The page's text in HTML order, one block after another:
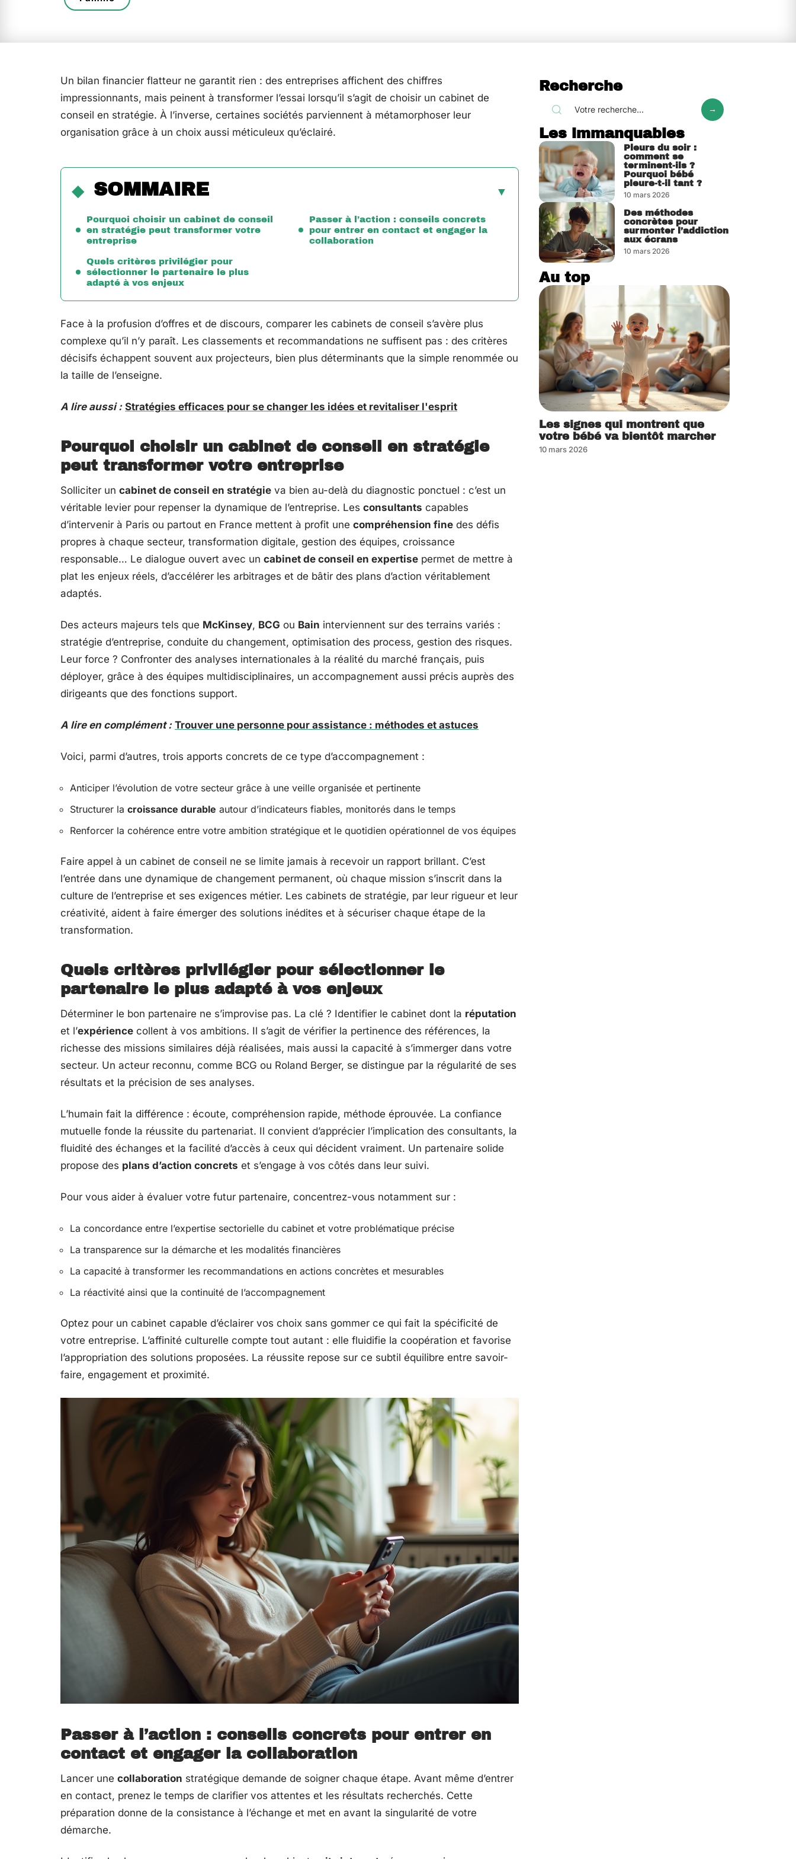
Un bilan financier flatteur ne garantit rien : des entreprises affichent des chiffres
impressionnants, mais peinent à transformer l’essai lorsqu’il s’agit de choisir un cabinet de
conseil en stratégie. À l’inverse, certaines sociétés parviennent à métamorphoser leur
organisation grâce à un choix aussi méticuleux qu’éclairé.
SOMMAIRE
Pourquoi choisir un cabinet de conseil
en stratégie peut transformer votre
entreprise
Quels critères privilégier pour
sélectionner le partenaire le plus
adapté à vos enjeux
Passer à l’action : conseils concrets
pour entrer en contact et engager la
collaboration
Face à la profusion d’offres et de discours, comparer les cabinets de conseil s’avère plus
complexe qu’il n’y paraît. Les classements et recommandations ne suffisent pas : des critères
décisifs échappent souvent aux projecteurs, bien plus déterminants que la simple renommée ou
la taille de l’enseigne.
A lire aussi : Stratégies efficaces pour se changer les idées et revitaliser l'esprit
Pourquoi choisir un cabinet de conseil en stratégie
peut transformer votre entreprise
Solliciter un cabinet de conseil en stratégie va bien au-delà du diagnostic ponctuel : c’est un
véritable levier pour repenser la dynamique de l’entreprise. Les consultants capables
d’intervenir à Paris ou partout en France mettent à profit une compréhension fine des défis
propres à chaque secteur, transformation digitale, gestion des équipes, croissance
responsable… Le dialogue ouvert avec un cabinet de conseil en expertise permet de mettre à
plat les enjeux réels, d’accélérer les arbitrages et de bâtir des plans d’action véritablement
adaptés.
Des acteurs majeurs tels que McKinsey, BCG ou Bain interviennent sur des terrains variés :
stratégie d’entreprise, conduite du changement, optimisation des process, gestion des risques.
Leur force ? Confronter des analyses internationales à la réalité du marché français, puis
déployer, grâce à des équipes multidisciplinaires, un accompagnement aussi précis auprès des
dirigeants que des fonctions support.
A lire en complément : Trouver une personne pour assistance : méthodes et astuces
Voici, parmi d’autres, trois apports concrets de ce type d’accompagnement :
Anticiper l’évolution de votre secteur grâce à une veille organisée et pertinente
Structurer la croissance durable autour d’indicateurs fiables, monitorés dans le temps
Renforcer la cohérence entre votre ambition stratégique et le quotidien opérationnel de vos équipes
Faire appel à un cabinet de conseil ne se limite jamais à recevoir un rapport brillant. C’est
l’entrée dans une dynamique de changement permanent, où chaque mission s’inscrit dans la
culture de l’entreprise et ses exigences métier. Les cabinets de stratégie, par leur rigueur et leur
créativité, aident à faire émerger des solutions inédites et à sécuriser chaque étape de la
transformation.
Quels critères privilégier pour sélectionner le
partenaire le plus adapté à vos enjeux
Déterminer le bon partenaire ne s’improvise pas. La clé ? Identifier le cabinet dont la réputation
et l’expérience collent à vos ambitions. Il s’agit de vérifier la pertinence des références, la
richesse des missions similaires déjà réalisées, mais aussi la capacité à s’immerger dans votre
secteur. Un acteur reconnu, comme BCG ou Roland Berger, se distingue par la régularité de ses
résultats et la précision de ses analyses.
L’humain fait la différence : écoute, compréhension rapide, méthode éprouvée. La confiance
mutuelle fonde la réussite du partenariat. Il convient d’apprécier l’implication des consultants, la
fluidité des échanges et la facilité d’accès à ceux qui décident vraiment. Un partenaire solide
propose des plans d’action concrets et s’engage à vos côtés dans leur suivi.
Pour vous aider à évaluer votre futur partenaire, concentrez-vous notamment sur :
La concordance entre l’expertise sectorielle du cabinet et votre problématique précise
La transparence sur la démarche et les modalités financières
La capacité à transformer les recommandations en actions concrètes et mesurables
La réactivité ainsi que la continuité de l’accompagnement
Optez pour un cabinet capable d’éclairer vos choix sans gommer ce qui fait la spécificité de
votre entreprise. L’affinité culturelle compte tout autant : elle fluidifie la coopération et favorise
l’appropriation des solutions proposées. La réussite repose sur ce subtil équilibre entre savoir-
faire, engagement et proximité.
Passer à l’action : conseils concrets pour entrer en
contact et engager la collaboration
Lancer une collaboration stratégique demande de soigner chaque étape. Avant même d’entrer
en contact, prenez le temps de clarifier vos attentes et les résultats recherchés. Cette
préparation donne de la consistance à l’échange et met en avant la singularité de votre
démarche.
Recherche
Les immanquables
Pleurs du soir :
comment se
terminent-ils ?
Pourquoi bébé
pleure-t-il tant ?
10 mars 2026
Des méthodes
concrètes pour
surmonter l’addiction
aux écrans
10 mars 2026
Au top
Les signes qui montrent que
votre bébé va bientôt marcher
10 mars 2026